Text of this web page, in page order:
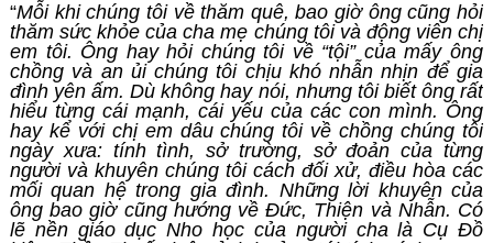
“Mỗi khi chúng tôi về thăm quê, bao giờ ông cũng hỏi
thăm sức khỏe của cha mẹ chúng tôi và động viên chị
em tôi. Ông hay hỏi chúng tôi về “tội” của mấy ông
chồng và an ủi chúng tôi chịu khó nhẫn nhịn để gia
đình yên ấm. Dù không hay nói, nhưng tôi biết ông rất
hiểu từng cái mạnh, cái yếu của các con mình. Ông
hay kể với chị em dâu chúng tôi về chồng chúng tôi
ngày xưa: tính tình, sở trường, sở đoản của từng
người và khuyên chúng tôi cách đối xử, điều hòa các
mối quan hệ trong gia đình. Những lời khuyên của
ông bao giờ cũng hướng về Đức, Thiện và Nhẫn. Có
lẽ nền giáo dục Nho học của người cha là Cụ Đồ